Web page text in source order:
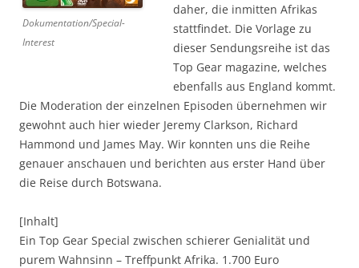
Dokumentation/Special-
Interest
daher, die inmitten Afrikas
stattfindet. Die Vorlage zu
dieser Sendungsreihe ist das
Top Gear magazine, welches
ebenfalls aus England kommt.
Die Moderation der einzelnen Episoden übernehmen wir
gewohnt auch hier wieder Jeremy Clarkson, Richard
Hammond und James May. Wir konnten uns die Reihe
genauer anschauen und berichten aus erster Hand über
die Reise durch Botswana.
[Inhalt]
Ein Top Gear Special zwischen schierer Genialität und
purem Wahnsinn – Treffpunkt Afrika. 1.700 Euro